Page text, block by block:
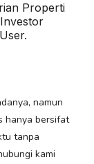
Properti
namun
hanya bersifat
tanpa
kami